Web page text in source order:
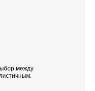
между